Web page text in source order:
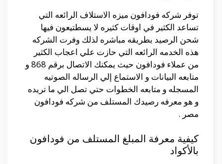
توفر شركه فودافون ميزه الاستلاف الرائعه التي
تساعد الكثير في اوقات كثيره لا يسطتيعون فيها
شحن الرصيد بطريقه مباشره لذلك وفرت الشركه
هذه الخدمه الرائعه التي حازت علي اعجاب الكثير
من عملاء فودافون حيث يمكنك الاتصال برقم 868 و
متابعه البيانات و الاستماع إلي الرساله الصوتيه
المسجله و متابعه الخطوات حتي تصل الي ما تريده
و هو معرفه رصيدك المستلف من شركه فودافون
مصر .
كيفية معرفة المبلغ المستلف من فودافون
بالأكواد